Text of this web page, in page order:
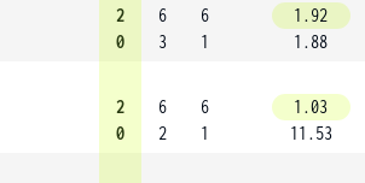
2
0
6
3
6
1
1.92
1.88
2
0
6
2
6
1
1.03
11.53